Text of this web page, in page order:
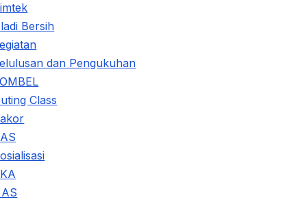
Bersih
dan Pengukuhan
Class